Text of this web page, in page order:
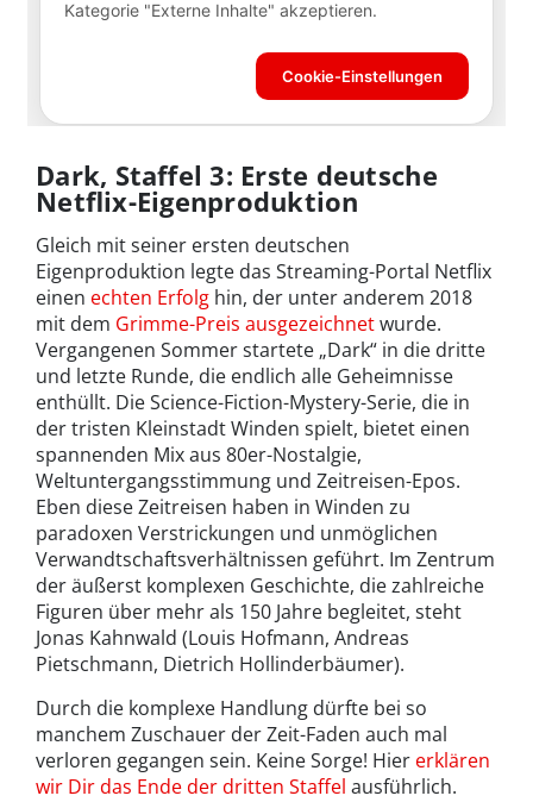
Dark, Staffel 3: Erste deutsche
Netflix-Eigenproduktion
Gleich mit seiner ersten deutschen
Eigenproduktion legte das Streaming-Portal Netflix
einen echten Erfolg hin, der unter anderem 2018
mit dem Grimme-Preis ausgezeichnetwurde.
Vergangenen Sommer startete „Dark“ in die dritte
und letzte Runde, die endlich alle Geheimnisse
enthüllt. Die Science-Fiction-Mystery-Serie, die in
der tristen Kleinstadt Winden spielt, bietet einen
spannenden Mix aus 80er-Nostalgie,
Weltuntergangsstimmung und Zeitreisen-Epos.
Eben diese Zeitreisen haben in Winden zu
paradoxen Verstrickungen und unmöglichen
Verwandtschaftsverhältnissen geführt. Im Zentrum
der äußerst komplexen Geschichte, die zahlreiche
Figuren über mehr als 150 Jahre begleitet, steht
Jonas Kahnwald (Louis Hofmann, Andreas
Pietschmann, Dietrich Hollinderbäumer).
Durch die komplexe Handlung dürfte bei so
manchem Zuschauer der Zeit-Faden auch mal
verloren gegangen sein. Keine Sorge! Hier erklären
wir Dir das Ende der dritten Staffel ausführlich.